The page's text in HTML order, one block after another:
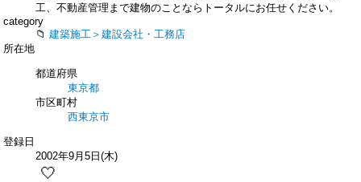
工、不動産管理まで建物のことならトータルにお任せください。
category
建築施工＞建設会社・工務店
所在地
都道府県
東京都
市区町村
西東京市
登録日
2002年9月5日(木)
🤍